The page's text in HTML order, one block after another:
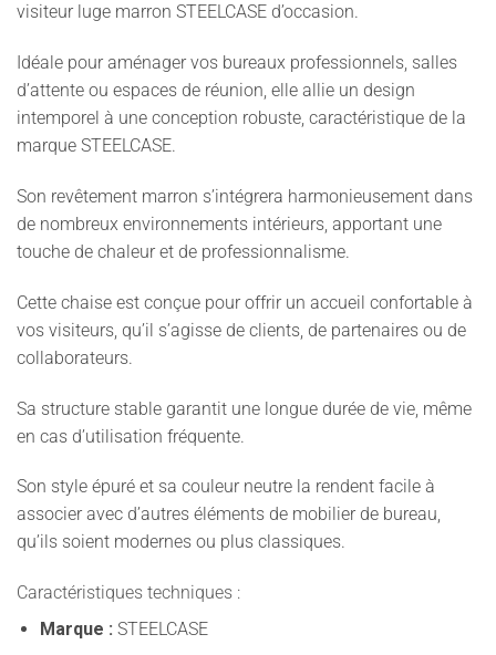
visiteur luge marron STEELCASE d’occasion.
Idéale pour aménager vos bureaux professionnels, salles
d’attente ou espaces de réunion, elle allie un design
intemporel à une conception robuste, caractéristique de la
marque STEELCASE.
Son revêtement marron s’intégrera harmonieusement dans
de nombreux environnements intérieurs, apportant une
touche de chaleur et de professionnalisme.
Cette chaise est conçue pour offrir un accueil confortable à
vos visiteurs, qu’il s’agisse de clients, de partenaires ou de
collaborateurs.
Sa structure stable garantit une longue durée de vie, même
en cas d’utilisation fréquente.
Son style épuré et sa couleur neutre la rendent facile à
associer avec d’autres éléments de mobilier de bureau,
qu’ils soient modernes ou plus classiques.
Caractéristiques techniques :
Marque : STEELCASE